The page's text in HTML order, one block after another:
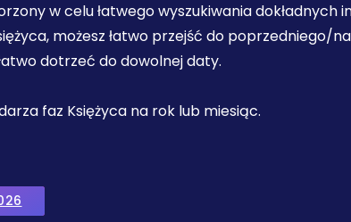
w celu łatwego wyszukiwania
możesz łatwo przejść do poprzedniego/
dotrzeć do dowolnej daty.
faz Księżyca na rok lub miesiąc.